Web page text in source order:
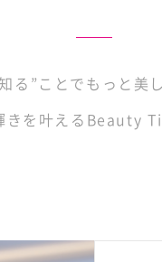
る”ことでもっと美し
きを叶えるBeauty